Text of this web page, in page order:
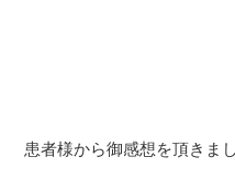
患者様から御感想を頂きまし